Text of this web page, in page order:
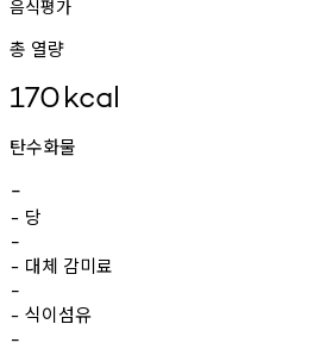
음식평가
총 열량
170kcal
탄수화물
-
- 당
-
- 대체 감미료
-
- 식이섬유
-